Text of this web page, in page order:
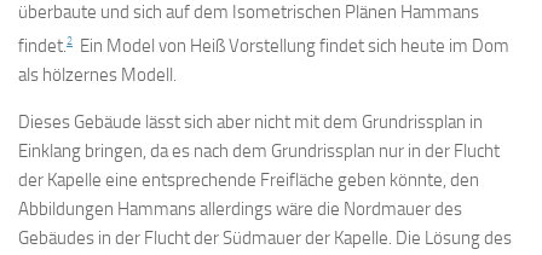
überbaute und sich auf dem Isometrischen Plänen Hammans
findet.2
Ein Model von Heiß Vorstellung findet sich heute im Dom
als hölzernes Modell.
Dieses Gebäude lässt sich aber nicht mit dem Grundrissplan in
Einklang bringen, da es nach dem Grundrissplan nur in der Flucht
der Kapelle eine entsprechende Freifläche geben könnte, den
Abbildungen Hammans allerdings wäre die Nordmauer des
Gebäudes in der Flucht der Südmauer der Kapelle. Die Lösung des